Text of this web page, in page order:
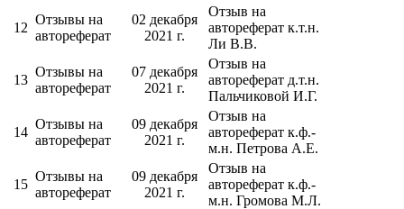
12
Отзывы на
автореферат
02 декабря
2021 г.
Отзыв на
автореферат к.т.н.
Ли В.В.
13
Отзывы на
автореферат
07 декабря
2021 г.
Отзыв на
автореферат д.т.н.
Пальчиковой И.Г.
14
Отзывы на
автореферат
09 декабря
2021 г.
Отзыв на
автореферат к.ф.-
м.н. Петрова А.Е.
15
Отзывы на
автореферат
09 декабря
2021 г.
Отзыв на
автореферат к.ф.-
м.н. Громова М.Л.